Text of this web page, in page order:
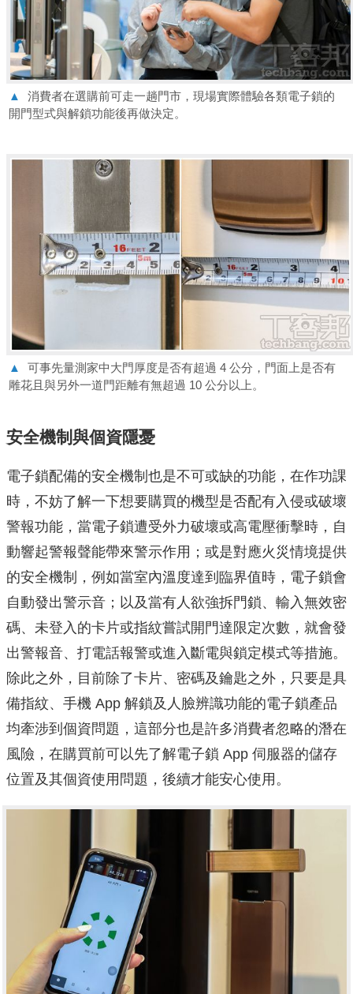
▲
消費者在選購前可走一趟門市，現場實際體驗各類電子鎖的
開門型式與解鎖功能後再做決定。
▲
可事先量測家中大門厚度是否有超過 4 公分，門面上是否有
雕花且與另外一道門距離有無超過 10 公分以上。
安全機制與個資隱憂
電子鎖配備的安全機制也是不可或缺的功能，在作功課
時，不妨了解一下想要購買的機型是否配有入侵或破壞
警報功能，當電子鎖遭受外力破壞或高電壓衝擊時，自
動響起警報聲能帶來警示作用；或是對應火災情境提供
的安全機制，例如當室內溫度達到臨界值時，電子鎖會
自動發出警示音；以及當有人欲強拆門鎖、輸入無效密
碼、未登入的卡片或指紋嘗試開門達限定次數，就會發
出警報音、打電話報警或進入斷電與鎖定模式等措施。
除此之外，目前除了卡片、密碼及鑰匙之外，只要是具
備指紋、手機 App 解鎖及人臉辨識功能的電子鎖產品
均牽涉到個資問題，這部分也是許多消費者忽略的潛在
風險，在購買前可以先了解電子鎖 App 伺服器的儲存
位置及其個資使用問題，後續才能安心使用。